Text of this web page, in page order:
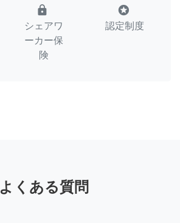
lock
シェアワ
ーカー保
険
stars
認定制度
よくある質問